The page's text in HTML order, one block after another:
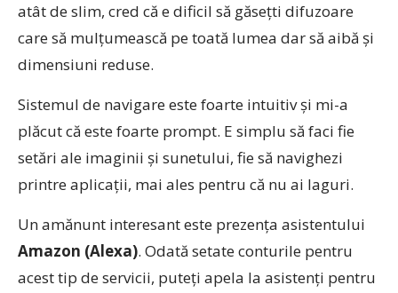
atât de slim, cred că e dificil să găsețti difuzoare
care să mulțumească pe toată lumea dar să aibă și
dimensiuni reduse.
Sistemul de navigare este foarte intuitiv și mi-a
plăcut că este foarte prompt. E simplu să faci fie
setări ale imaginii și sunetului, fie să navighezi
printre aplicații, mai ales pentru că nu ai laguri.
Un amănunt interesant este prezența asistentului
Amazon (Alexa). Odată setate conturile pentru
acest tip de servicii, puteți apela la asistenți pentru